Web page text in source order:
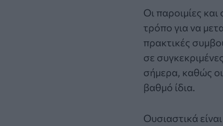
Οι παροιμίες
τρόπο για να
πρακτικές
σε
σήμερα, καθώς
βαθμό ίδια.
Ουσιαστικά